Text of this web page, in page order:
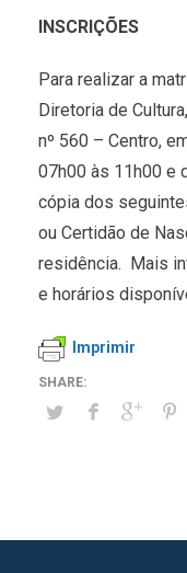
INSCRIÇÕES
Para realizar a
Diretoria de
nº 560 – Centro,
07h00 às 11h00 e
cópia dos
ou Certidão de
residência. Mais
e horários
Imprimir